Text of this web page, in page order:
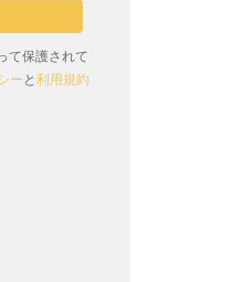
て保護されて
ー と 利用規約